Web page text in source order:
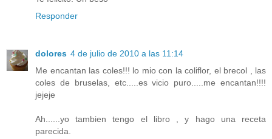
Responder
dolores 4 de julio de 2010 a las 11:14
Me encantan las coles!!! lo mio con la coliflor, el brecol , las
coles de bruselas, etc.....es vicio puro.....me encantan!!!!
jejeje
Ah......yo tambien tengo el libro , y hago una receta
parecida.